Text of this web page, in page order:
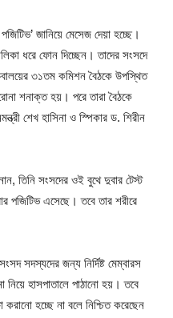
জানিয়ে মেসেজ দেয়া হচ্ছে।
ধরে ফোন দিচ্ছেন। তাদের সংসদে
৩১তম কমিশন বৈঠকে উপস্থিত
শনাক্ত হয়। পরে তারা বৈঠকে
শেখ হাসিনা ও স্পিকার ড. শিরীন
তিনি সংসদের ওই বুথে দুবার টেস্ট
পজিটিভ এসেছে। তবে তার শরীরে
সদস্যদের জন্য নির্দিষ্ট মেম্বারস
হাসপাতালে পাঠানো হয়। তবে
করানো হচ্ছে না বলে নিশ্চিত করেছেন